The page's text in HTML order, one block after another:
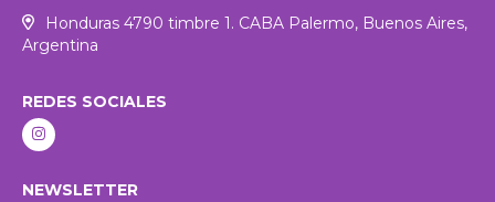
Honduras 4790 timbre 1. CABA Palermo, Buenos Aires,
Argentina
REDES SOCIALES
NEWSLETTER